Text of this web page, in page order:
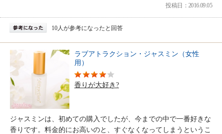
投稿日：2016.09.05
10人が参考になったと回答
ラブアトラクション・ジャスミン（女性
用）
香りが大好き?
ジャスミンは、初めての購入でしたが、今までの中で一番好きな
香りです。料金的にお高いのと、すぐなくなってしまうというこ